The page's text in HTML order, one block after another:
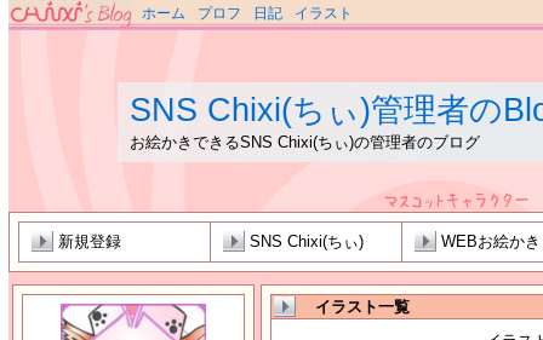
ホーム プロフ 日記 イラスト
SNS Chixi(ちぃ)管理者の
お絵かきできるSNS Chixi(ちぃ)の管理者のブログ
新規登録 SNS Chixi(ちぃ) WEBお絵か
イラスト一覧